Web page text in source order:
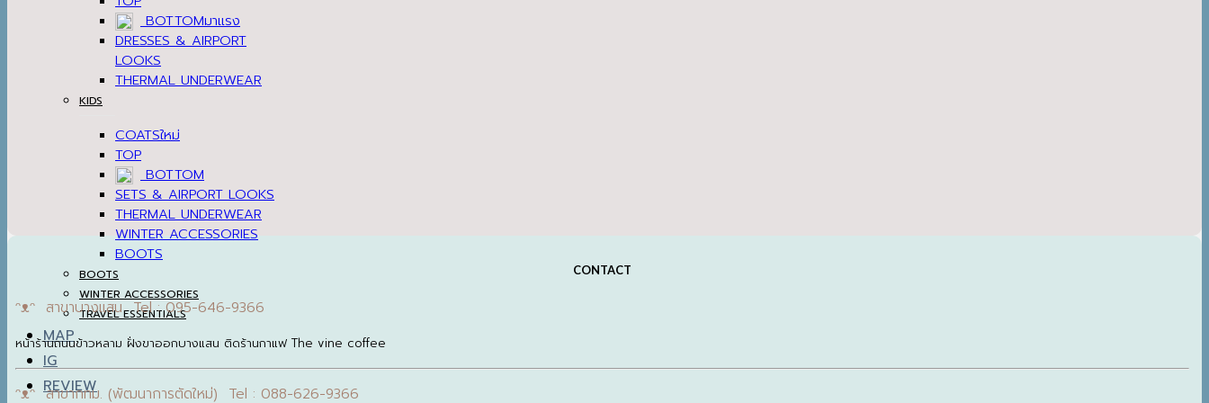
BOTTOM
DRESSES & AIRPORT
LOOKS
THERMAL UNDERWEAR
KIDS
COATS
TOP
BOTTOM
SETS & AIRPORT LOOKS
THERMAL UNDERWEAR
WINTER ACCESSORIES
BOOTS
BOOTS
WINTER ACCESSORIES
TRAVEL ESSENTIALS
MAP
IG
REVIEW
CONTACT
ᵔᴥᵔ สาขาบางแสน Tel : 095-646-9366
หน้าร้านถนนข้าวหลาม ฝั่งขาออกบางแสน ติดร้านกาแฟ The vine coffee
ᵔᴥᵔ สาขากทม. (พัฒนาการตัดใหม่) Tel : 088-626-9366